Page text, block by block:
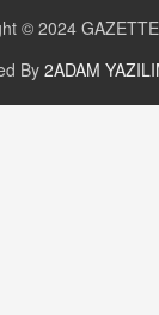
ÖZKALE
Başvuru Şartı
© 2024 GAZETTE
By 2ADAM